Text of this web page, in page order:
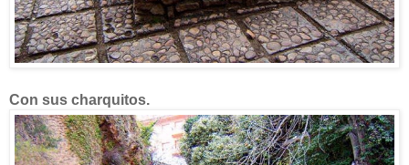
Con sus charquitos.